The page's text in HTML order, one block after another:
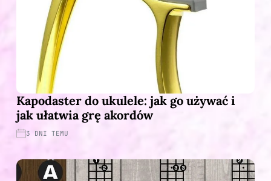
Kapodaster do ukulele: jak go używać i
jak ułatwia grę akordów
3 DNI TEMU